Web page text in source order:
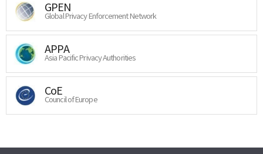
GPEN
Global Privacy Enforcement Network
APPA
Asia Pacific Privacy Authorities
CoE
Council of Europe